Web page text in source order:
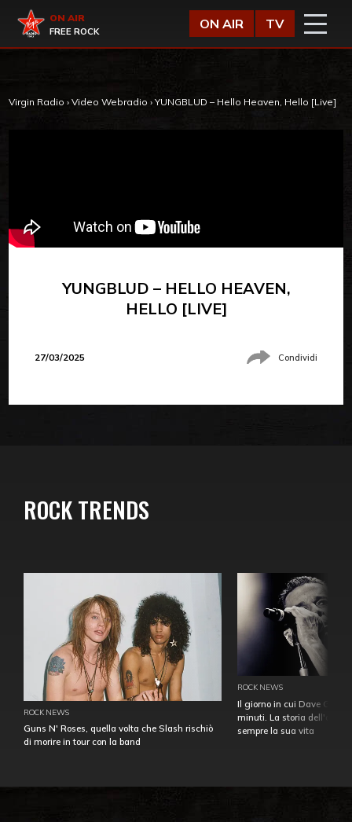
Virgin Radio
ON AIR
FREE ROCK
ON AIR TV
Virgin Radio › Video Webradio › YUNGBLUD – Hello Heaven, Hello [Live]
YUNGBLUD – HELLO HEAVEN,
HELLO [LIVE]
27/03/2025 Condividi
ROCK TRENDS
ROCK NEWS
Guns N' Roses, quella volta che Slash rischiò
di morire in tour con la band
ROCK NEWS
Il giorno in cui Dave
minuti. La storia
sempre la sua vita